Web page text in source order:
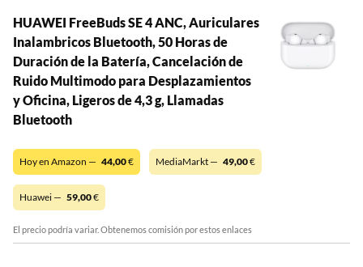
HUAWEI FreeBuds SE 4 ANC, Auriculares
Inalambricos Bluetooth, 50 Horas de
Duración de la Batería, Cancelación de
Ruido Multimodo para Desplazamientos
y Oficina, Ligeros de 4,3 g, Llamadas
Bluetooth
Hoy en Amazon — 44,00€ MediaMarkt — 49,00€
Huawei — 59,00€
El precio podría variar. Obtenemos comisión por estos enlaces